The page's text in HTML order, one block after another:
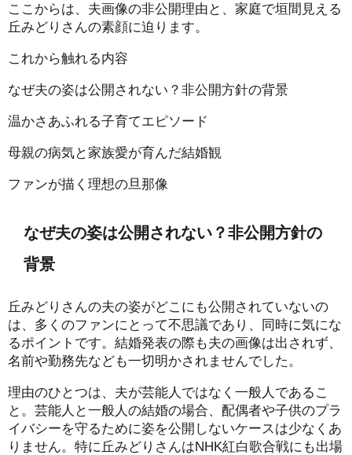
ここからは、夫画像の非公開理由と、家庭で垣間見える
丘みどりさんの素顔に迫ります。
これから触れる内容
なぜ夫の姿は公開されない？非公開方針の背景
温かさあふれる子育てエピソード
母親の病気と家族愛が育んだ結婚観
ファンが描く理想の旦那像
なぜ夫の姿は公開されない？非公開方針の
背景
丘みどりさんの夫の姿がどこにも公開されていないの
は、多くのファンにとって不思議であり、同時に気にな
るポイントです。結婚発表の際も夫の画像は出されず、
名前や勤務先なども一切明かされませんでした。
理由のひとつは、夫が芸能人ではなく一般人であるこ
と。芸能人と一般人の結婚の場合、配偶者や子供のプラ
イバシーを守るために姿を公開しないケースは少なくあ
りません。特に丘みどりさんはNHK紅白歌合戦にも出場